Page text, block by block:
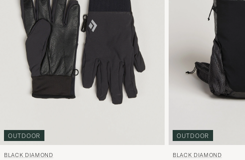
OUTDOOR
BLACK DIAMOND
OUTDOOR
BLACK DIAMOND